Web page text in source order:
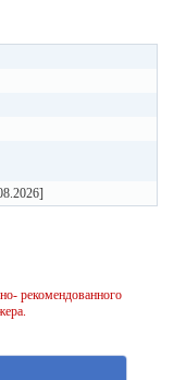
рекомендованного